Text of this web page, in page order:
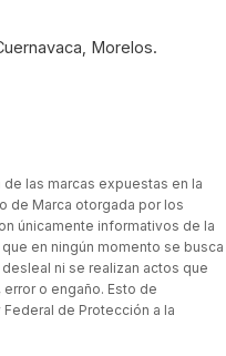
Morelos.
las marcas expuestas en la
de Marca otorgada por los
únicamente informativos de la
en ningún momento se busca
ni se realizan actos que
o engaño. Esto de
de Protección a la